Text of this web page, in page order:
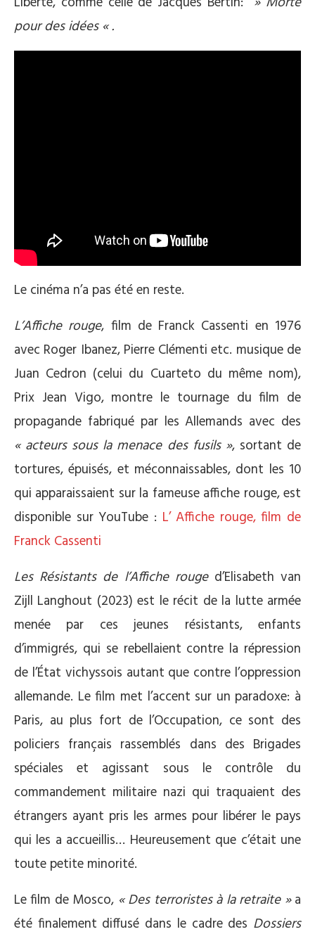
pour des idées « .
Le cinéma n’a pas été en reste.
L’Affiche rouge, film de Franck Cassenti en 1976
avec Roger Ibanez, Pierre Clémenti etc. musique de
Juan Cedron (celui du Cuarteto du même nom),
Prix Jean Vigo, montre le tournage du film de
propagande fabriqué par les Allemands avec des
« acteurs sous la menace des fusils », sortant de
tortures, épuisés, et méconnaissables, dont les 10
qui apparaissaient sur la fameuse affiche rouge, est
disponible sur YouTube : L’ Affiche rouge, film de
Franck Cassenti
Les Résistants de l’Affiche rouged’Elisabeth van
Zijll Langhout (2023) est le récit de la lutte armée
menée par ces jeunes résistants, enfants
d’immigrés, qui se rebellaient contre la répression
de l’État vichyssois autant que contre l’oppression
allemande. Le film met l’accent sur un paradoxe: à
Paris, au plus fort de l’Occupation, ce sont des
policiers français rassemblés dans des Brigades
spéciales et agissant sous le contrôle du
commandement militaire nazi qui traquaient des
étrangers ayant pris les armes pour libérer le pays
qui les a accueillis… Heureusement que c’était une
toute petite minorité.
Le film de Mosco, « Des terroristes à la retraite »a
été finalement diffusé dans le cadre des Dossiers